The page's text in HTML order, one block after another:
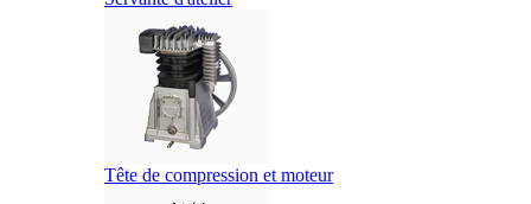
Tête de compression et moteur